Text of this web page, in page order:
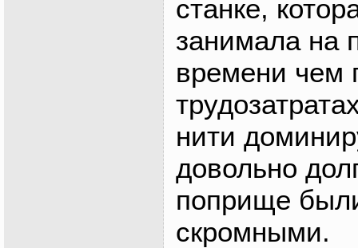
станке,
занимала на
времени чем
нити
довольно
поприще
скромными.